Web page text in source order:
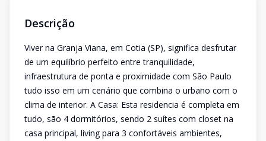
Descrição
Viver na Granja Viana, em Cotia (SP), significa desfrutar
de um equilíbrio perfeito entre tranquilidade,
infraestrutura de ponta e proximidade com São Paulo
tudo isso em um cenário que combina o urbano com o
clima de interior. A Casa: Esta residencia é completa em
tudo, são 4 dormitórios, sendo 2 suítes com closet na
casa principal, living para 3 confortáveis ambientes,